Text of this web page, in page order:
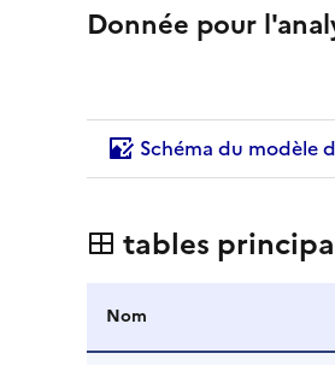
Donnée pour
Schéma du modèle
tables
Nom